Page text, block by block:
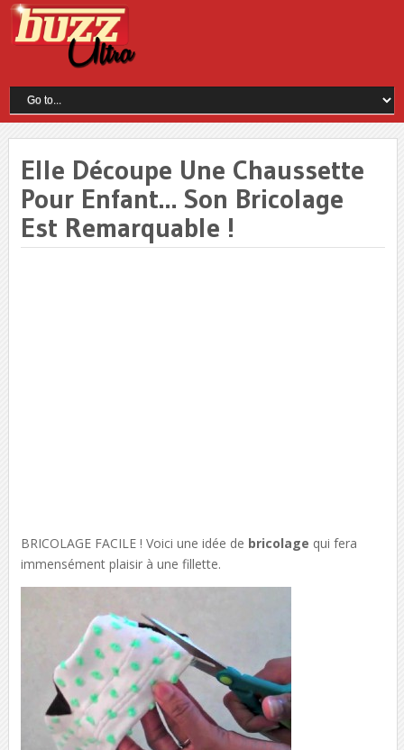
Elle Découpe Une Chaussette
Pour Enfant… Son Bricolage
Est Remarquable !
BRICOLAGE FACILE ! Voici une idée de bricolage qui fera
immensément plaisir à une fillette.